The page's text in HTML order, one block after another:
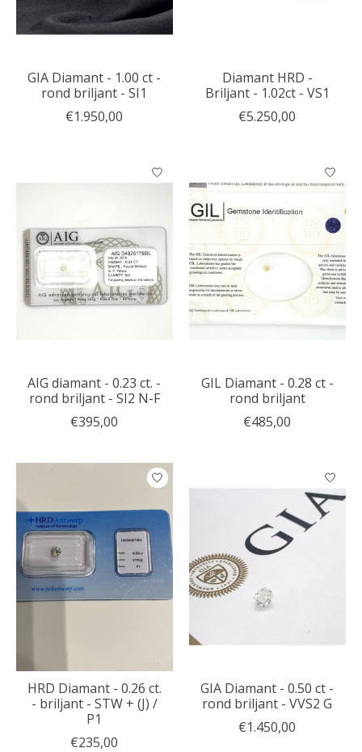
GIA Diamant - 1.00 ct -
rond briljant - SI1
€1.950,00
Diamant HRD -
Briljant - 1.02ct - VS1
€5.250,00
AIG diamant - 0.23 ct. -
rond briljant - SI2 N-F
€395,00
GIL Diamant - 0.28 ct -
rond briljant
€485,00
HRD Diamant - 0.26 ct.
- briljant - STW + (J) /
P1
€235,00
GIA Diamant - 0.50 ct -
rond briljant - VVS2 G
€1.450,00